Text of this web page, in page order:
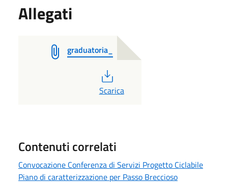
Allegati
graduatoria_
PDF
Scarica
Contenuti correlati
Convocazione Conferenza di Servizi Progetto Ciclabile
Piano di caratterizzazione per Passo Breccioso